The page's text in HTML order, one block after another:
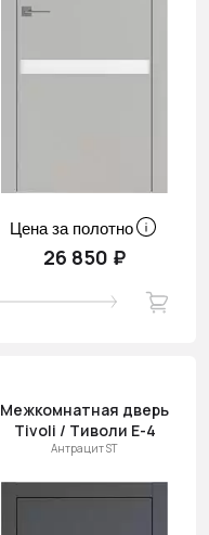
Цена за полотно
26 850 ₽
Межкомнатная дверь
Tivoli / Тиволи Е-4
Антрацит ST